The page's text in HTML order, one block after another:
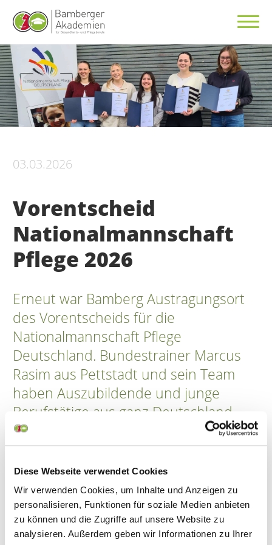
Diese Webseite verwendet Cookies
Wir verwenden Cookies, um Inhalte und Anzeigen zu
personalisieren, Funktionen für soziale Medien anbieten
zu können und die Zugriffe auf unsere Website zu
analysieren. Außerdem geben wir Informationen zu Ihrer
03.03.2026
Vorentscheid
Nationalmannschaft
Pflege 2026
Erneut war Bamberg Austragungsort
des Vorentscheids für die
Nationalmannschaft Pflege
Deutschland. Bundestrainer Marcus
Rasim aus Pettstadt und sein Team
haben Auszubildende und junge
Berufstätige aus ganz Deutschland
geladen. Der Wettbewerb mit
herausfordernden Sequenzen aus
dem Pflegealltag fand an den
Bamberger Akademien für
Gesundheits- und Pflegeberufe statt.r
des Artikels.